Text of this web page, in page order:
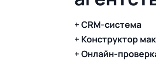
+ CRM-система
+ Конструктор
+ Онлайн-